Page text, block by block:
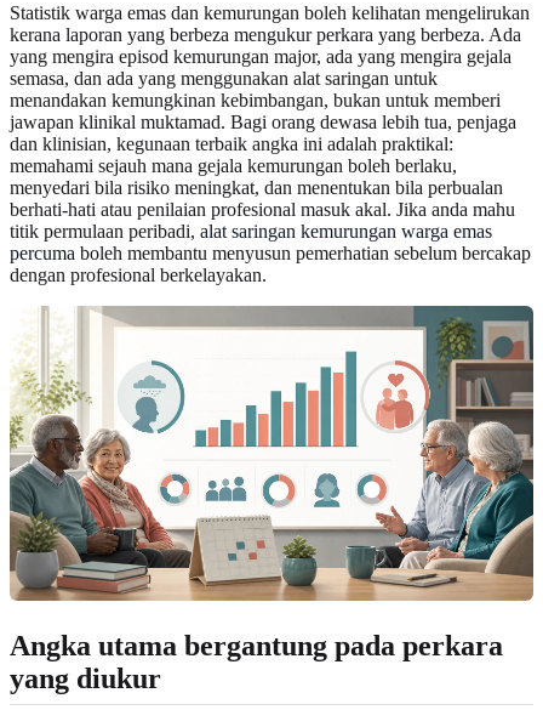
Statistik warga emas dan kemurungan boleh kelihatan mengelirukan
kerana laporan yang berbeza mengukur perkara yang berbeza. Ada
yang mengira episod kemurungan major, ada yang mengira gejala
semasa, dan ada yang menggunakan alat saringan untuk
menandakan kemungkinan kebimbangan, bukan untuk memberi
jawapan klinikal muktamad. Bagi orang dewasa lebih tua, penjaga
dan klinisian, kegunaan terbaik angka ini adalah praktikal:
memahami sejauh mana gejala kemurungan boleh berlaku,
menyedari bila risiko meningkat, dan menentukan bila perbualan
berhati-hati atau penilaian profesional masuk akal. Jika anda mahu
titik permulaan peribadi, alat saringan kemurungan warga emas
percuma boleh membantu menyusun pemerhatian sebelum bercakap
dengan profesional berkelayakan.
Angka utama bergantung pada perkara
yang diukur